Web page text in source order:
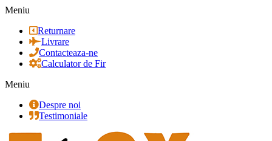
Meniu
Returnare
Livrare
Contacteaza-ne
Calculator de Fir
Meniu
Despre noi
Testimoniale